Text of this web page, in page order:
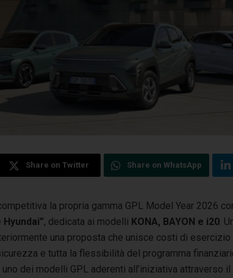
Share on Twitter Share on WhatsApp
la propria gamma GPL Model Year 2026
, dedicata ai modelli KONA, BAYON e i20 .
una proposta che unisce costi di
e tutta la flessibilità del programma
dei modelli GPL aderenti all’iniziativa attraverso